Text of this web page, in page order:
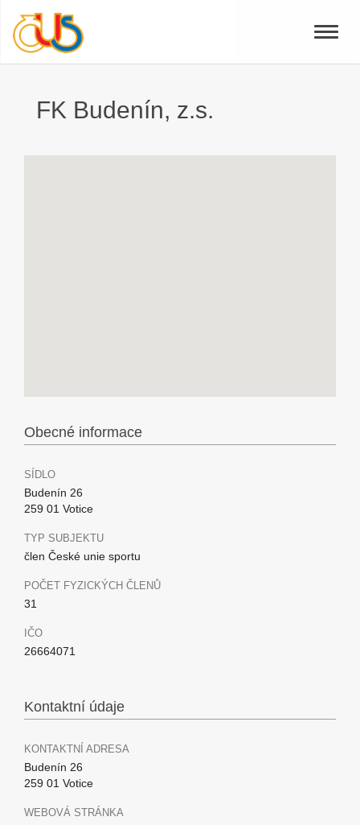
Toggle
FK Budenín, z.s.
Obecné informace
SÍDLO
Budenín 26
259 01 Votice
TYP SUBJEKTU
člen České unie sportu
POČET FYZICKÝCH ČLENŮ
31
IČO
26664071
Kontaktní údaje
KONTAKTNÍ ADRESA
Budenín 26
259 01 Votice
WEBOVÁ STRÁNKA